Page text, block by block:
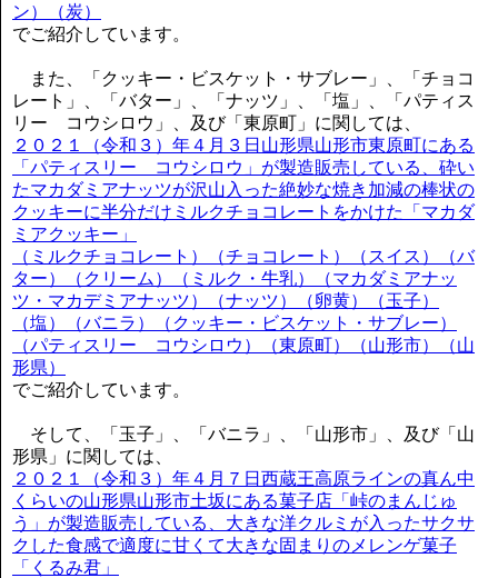
ン）（炭）
でご紹介しています。
また、「クッキー・ビスケット・サブレー」、「チョコ
レート」、「バター」、「ナッツ」、「塩」、「パティス
リー コウシロウ」、及び「東原町」に関しては、
２０２１（令和３）年４月３日山形県山形市東原町にある
「パティスリー コウシロウ」が製造販売している、砕い
たマカダミアナッツが沢山入った絶妙な焼き加減の棒状の
クッキーに半分だけミルクチョコレートをかけた「マカダ
ミアクッキー」
（ミルクチョコレート）（チョコレート）（スイス）（バ
ター）（クリーム）（ミルク・牛乳）（マカダミアナッ
ツ・マカデミアナッツ）（ナッツ）（卵黄）（玉子）
（塩）（バニラ）（クッキー・ビスケット・サブレー）
（パティスリー コウシロウ）（東原町）（山形市）（山
形県）
でご紹介しています。
そして、「玉子」、「バニラ」、「山形市」、及び「山
形県」に関しては、
２０２１（令和３）年４月７日西蔵王高原ラインの真ん中
くらいの山形県山形市土坂にある菓子店「峠のまんじゅ
う」が製造販売している、大きな洋クルミが入ったサクサ
クした食感で適度に甘くて大きな固まりのメレンゲ菓子
「くるみ君」